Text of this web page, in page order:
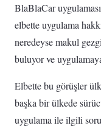
BlaBlaCar
elbette uygulama
neredeyse makul
buluyor ve
Elbette bu görüşler
başka bir ülkede
uygulama ile ilgili